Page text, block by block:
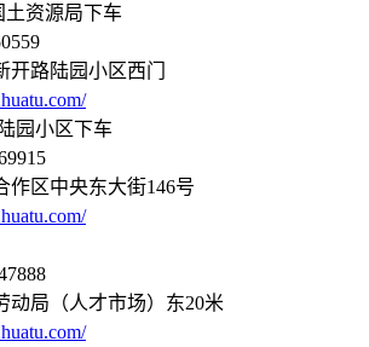
土资源局下车
路陆园小区西门
园小区下车
作区中央东大街146号
动局（人才市场）东20米